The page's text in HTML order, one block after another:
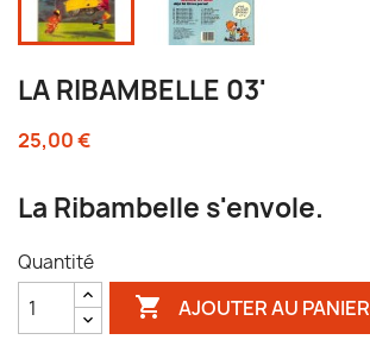
LA RIBAMBELLE 03'
25,00 €
La Ribambelle s'envole.
Quantité
 AJOUTER AU PANIER